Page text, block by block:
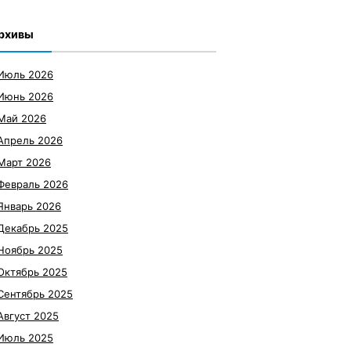
2026
2026
2026
2026
2026
2026
2026
2025
2025
2025
2025
2025
2025